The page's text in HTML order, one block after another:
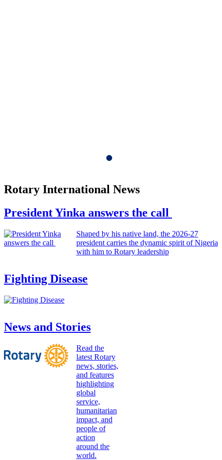
Rotary International News
President Yinka answers the call
Shaped by his native land, the 2026-27
president carries the dynamic spirit of Nigeria
with him to Rotary leadership
Fighting Disease
News and Stories
Read the
latest Rotary
news, stories,
and features
highlighting
global
service,
humanitarian
impact, and
people of
action
around the
world.